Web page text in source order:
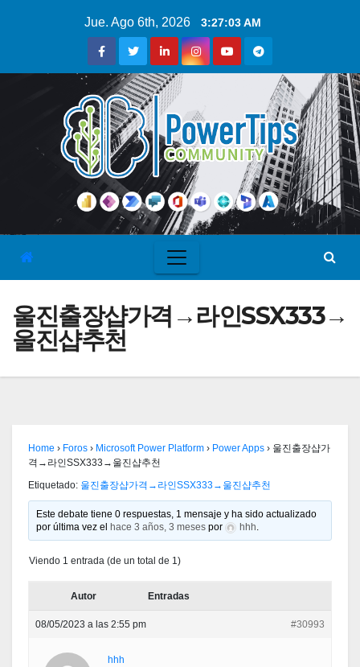
Jue. Ago 6th, 2026 3:27:04 AM
울진출장샵가격→라인SSX333→
울진샵추천
Home › Foros › Microsoft Power Platform › Power Apps › 울진출장샵가
격→라인SSX333→울진샵추천
Etiquetado: 울진출장샵가격→라인SSX333→울진샵추천
Este debate tiene 0 respuestas, 1 mensaje y ha sido actualizado
por última vez el
hace 3 años, 3 meses por hhh.
Viendo 1 entrada (de un total de 1)
Autor Entradas
08/05/2023 a las 2:55 pm #30993
hhh